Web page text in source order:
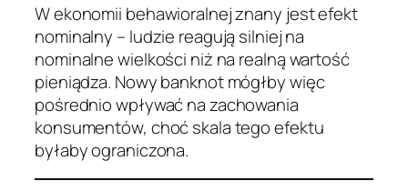
W ekonomii behawioralnej znany jest efekt
nominalny – ludzie reagują silniej na
nominalne wielkości niż na realną wartość
pieniądza. Nowy banknot mógłby więc
pośrednio wpływać na zachowania
konsumentów, choć skala tego efektu
byłaby ograniczona.